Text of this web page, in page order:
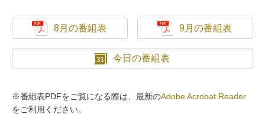
8月の番組表 9月の番組表
今日の番組表
※番組表PDFをご覧になる際は、最新のAdobe Acrobat Reader
をご利用ください。